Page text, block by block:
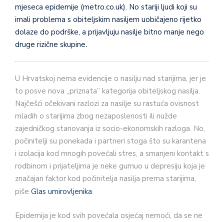
mjeseca epidemije (metro.co.uk). No stariji ljudi koji su
imali problema s obiteljskim nasiljem uo­bičajeno rijetko
dolaze do podrške, a prijavljuju nasilje bitno manje nego
druge rizične skupine.
U Hrvatskoj nema evidencije o nasilju nad starijima, jer je
to posve nova „priznata” kategorija obiteljskog nasilja.
Najčešći očekivani razlozi za nasilje su rastuća ovisnost
mladih o sta­rijima zbog nezaposlenosti ili nužde
zajedničkog stanovanja iz socio-ekonomskih razloga. No,
počinitelji su ponekada i partneri stoga što su karantena
i izolacija kod mnogih povećali stres, a smanjeni kontakt s
rodbinom i prijateljima je neke gurnuo u depresiju koja je
značajan faktor kod počinitelja nasilja prema starijima,
piše Glas umirovljenika.
Epidemija je kod svih povećala osjećaj nemoći, da se ne